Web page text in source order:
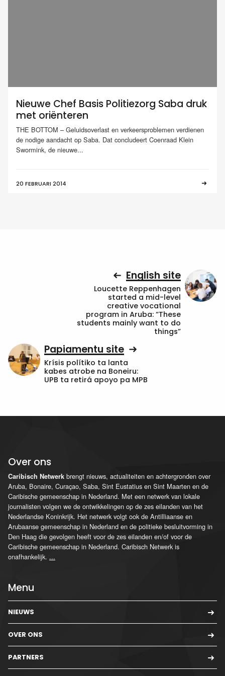
Nieuwe Chef Basis Politiezorg Saba druk
met oriënteren
THE BOTTOM – Geluidsoverlast en verkeersproblemen verdienen
de nodige aandacht op Saba. Dat concludeert Coenraad Klein
Swormink, de nieuwe...
20 FEBRUARI 2014
English site
Loucette Reppenhagen
started a mid-level
creative vocational
program in Aruba: “These
students mainly want to do
things”
Papiamentu site
Krísis polítiko ta lanta
kabes atrobe na Boneiru:
UPB ta retirá apoyo pa MPB
Over ons
Caribisch Netwerk brengt nieuws, actualiteiten en achtergronden over
Aruba, Bonaire, Curaçao, Saba, Sint Eustatius en Sint Maarten en de
Caribische gemeenschap in Nederland. Met een netwerk van lokale
journalisten volgen we de ontwikkelingen op de zes eilanden van het
Nederlandse Koninkrijk. Het netwerk volgt ook de Antilliaanse en
Arubaanse gemeenschap in Nederland en de politieke besluitvorming in
Den Haag die gevolgen heeft voor de zes eilanden en/of voor de
Caribische gemeenschap in Nederland. Caribisch Netwerk is
onafhankelijk. ...
Menu
NIEUWS
OVER ONS
PARTNERS